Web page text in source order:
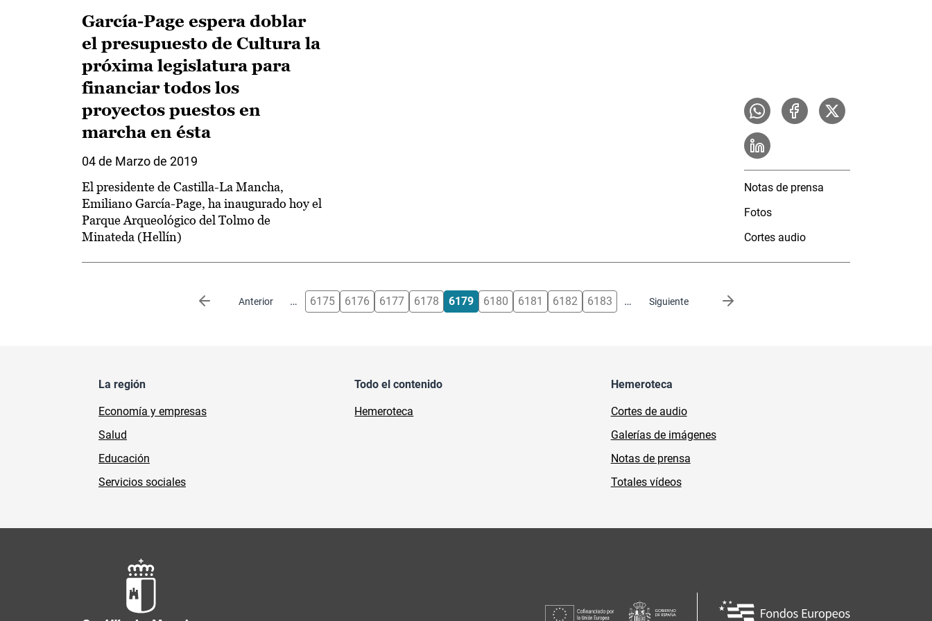
García-Page espera doblar
el presupuesto de Cultura la
próxima legislatura para
financiar todos los
proyectos puestos en
marcha en ésta
04 de Marzo de 2019
El presidente de Castilla-La Mancha,
Emiliano García-Page, ha inaugurado hoy el
Parque Arqueológico del Tolmo de
Minateda (Hellín)
Notas de prensa
Fotos
Cortes audio
Anterior
Página anterior … 6175 6176 6177 6178 6179 6180 6181 6182 6183 … Siguiente
Siguiente página
La región
Economía y empresas
Salud
Educación
Servicios sociales
Todo el contenido
Hemeroteca
Hemeroteca
Cortes de audio
Galerías de imágenes
Notas de prensa
Totales vídeos